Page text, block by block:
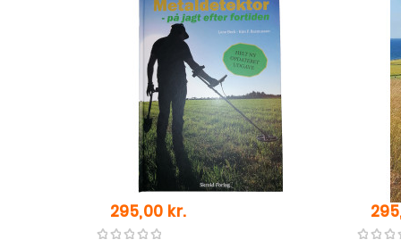
Pris
295,00 kr. Pris